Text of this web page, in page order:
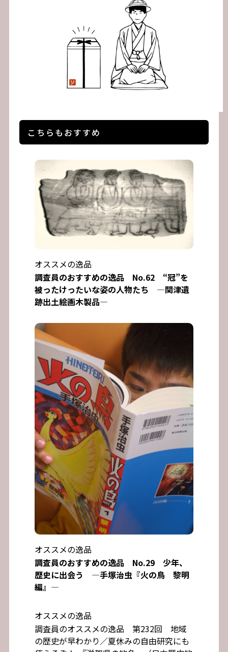
こちらもおすすめ
オススメの逸品
調査員のおすすめの逸品 No.62 “冠”を
被ったけったいな姿の人物たち ―関津遺
跡出土絵画木製品―
オススメの逸品
調査員のおすすめの逸品 No.29 少年、
歴史に出会う ―手塚治虫『火の鳥 黎明
編』―
オススメの逸品
調査員のオススメの逸品 第232回 地域
の歴史が早わかり／夏休みの自由研究にも